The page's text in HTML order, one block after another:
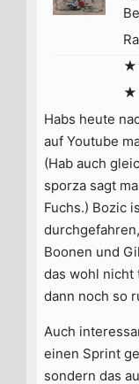
★
Habs heute
auf Youtube
(Hab auch
sporza sagt
Fuchs.) Bozic
Boonen und
das wohl nicht
dann noch so
Auch
einen Sprint
sondern das